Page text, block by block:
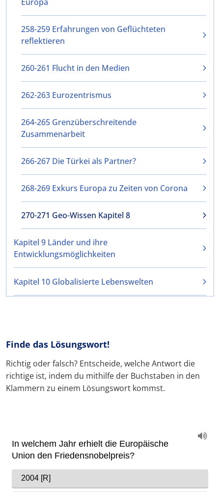
258-259 Erfahrungen von Geflüchteten
reflektieren
260-261 Flucht in den Medien
262-263 Eurozentrismus
264-265 Grenzüberschreitende
Zusammenarbeit
266-267 Die Türkei als Partner?
268-269 Exkurs Europa zu Zeiten von Corona
270-271 Geo-Wissen Kapitel 8
Kapitel 9 Länder und ihre
Entwicklungsmöglichkeiten
Kapitel 10 Globalisierte Lebenswelten
Finde das Lösungswort!
Richtig oder falsch? Entscheide, welche Antwort die
richtige ist, indem du mithilfe der Buchstaben in den
Klammern zu einem Lösungswort kommst.